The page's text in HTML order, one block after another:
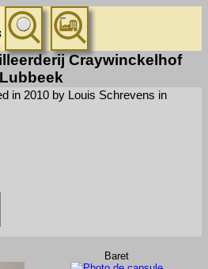
Craywinckelhof
Lubbeek
in 2010 by Louis Schrevens in
Baret